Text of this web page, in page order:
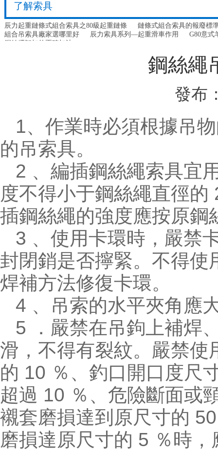
了解索具
辰力起重鏈條式組合索具之80級起重鏈條
鏈條式組合索具的報廢標
組合吊索具廠家選哪里好
辰力索具系列—起重滑車作用
G80意式
鋼絲繩卸扣的正確扣法
鋼絲繩
發布
1、作業時必須根據吊
的吊索具。
2 、編插鋼絲繩索具宜
度不得小于鋼絲繩直徑
插鋼絲繩的強度應按原鋼
3 、使用卡環時，嚴禁
封閉銷是否擰緊。不得使
焊補方法修復卡環。
4 、吊索的水平夾角應
5 ．嚴禁在吊鉤上補焊
滑，不得有裂紋。嚴禁使
的 10 ％、釣口開口度尺
超過 10 ％、危險斷面或
襯套磨損達到原尺寸的
磨損達原尺寸的 5 ％時